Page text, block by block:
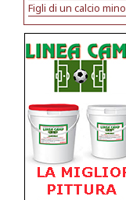
Figli di un calcio